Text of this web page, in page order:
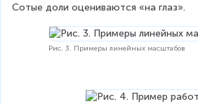
Сотые доли оцениваются «на глаз».
Рис. 3. Примеры линейных масштабов